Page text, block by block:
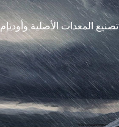
تصنيع المعدات الأصلية وأوديإم